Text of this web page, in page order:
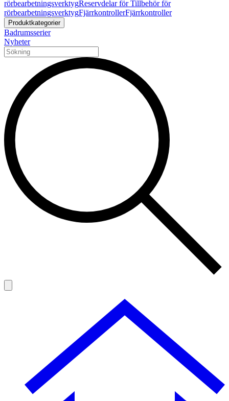
rörbearbetningsverktygReservdelar för Tillbehör för
rörbearbetningsverktygFjärrkontrollerFjärrkontroller
Produktkategorier
Badrumsserier
Nyheter